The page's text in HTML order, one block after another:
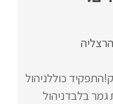
הרצליה
כוללניהול
גמר בלבדניהול